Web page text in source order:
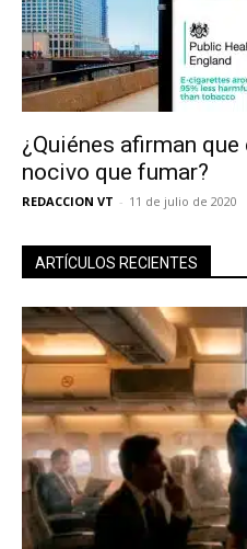
¿Quiénes afirman
nocivo que fumar?
REDACCION VT - 11 de julio de 2020
ARTÍCULOS RECIENTES